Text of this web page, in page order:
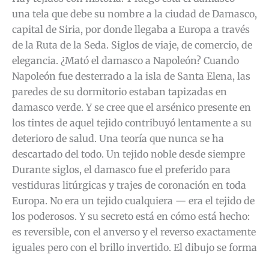
una tela que debe su nombre a la ciudad de Damasco,
capital de Siria, por donde llegaba a Europa a través
de la Ruta de la Seda. Siglos de viaje, de comercio, de
elegancia. ¿Mató el damasco a Napoleón? Cuando
Napoleón fue desterrado a la isla de Santa Elena, las
paredes de su dormitorio estaban tapizadas en
damasco verde. Y se cree que el arsénico presente en
los tintes de aquel tejido contribuyó lentamente a su
deterioro de salud. Una teoría que nunca se ha
descartado del todo. Un tejido noble desde siempre
Durante siglos, el damasco fue el preferido para
vestiduras litúrgicas y trajes de coronación en toda
Europa. No era un tejido cualquiera — era el tejido de
los poderosos. Y su secreto está en cómo está hecho:
es reversible, con el anverso y el reverso exactamente
iguales pero con el brillo invertido. El dibujo se forma